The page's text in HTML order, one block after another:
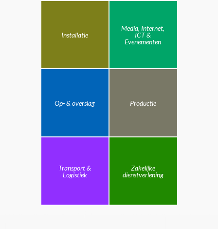
Installatie
Media, Internet,
ICT &
Evenementen
Op- & overslag Productie
Transport &
Logistiek
Zakelijke
dienstverlening